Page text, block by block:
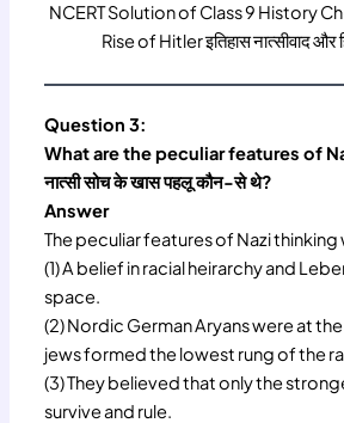
NCERT Solution of Class 9 History
Rise of Hitler इतिहास नात्सीवाद और
Question 3:
What are the peculiar features of
नात्सी सोच के खास पहलू कौन-से थे?
Answer
The peculiar features of Nazi thinking
(1) A belief in racial heirarchy and
space.
(2) Nordic German Aryans were at
jews formed the lowest rung of the
(3) They believed that only the
survive and rule.